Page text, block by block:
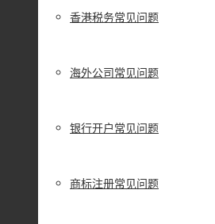
香港税务常见问题
海外公司常见问题
银行开户常见问题
商标注册常见问题